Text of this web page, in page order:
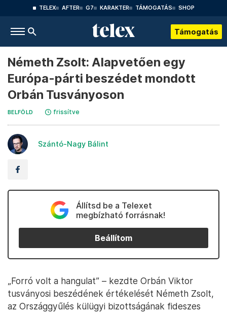
TELEX AFTER G7 KARAKTER TÁMOGATÁS SHOP
Támogatás
Németh Zsolt: Alapvetően egy
Európa-párti beszédet mondott
Orbán Tusványoson
BELFÖLD frissítve
Szántó-Nagy Bálint
Állítsd be a Telexet
megbízható forrásnak!
Beállítom
„Forró volt a hangulat” – kezdte Orbán Viktor
tusványosi beszédének értékelését Németh Zsolt,
az Országgyűlés külügyi bizottságának fideszes